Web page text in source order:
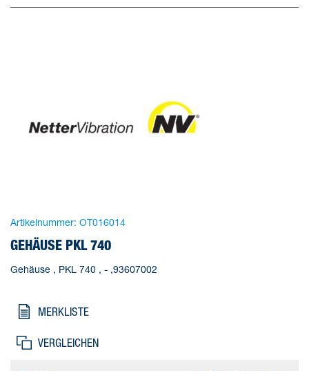
Artikelnummer: OT016014
GEHÄUSE PKL 740
Gehäuse , PKL 740 , - ,93607002
MERKLISTE
VERGLEICHEN